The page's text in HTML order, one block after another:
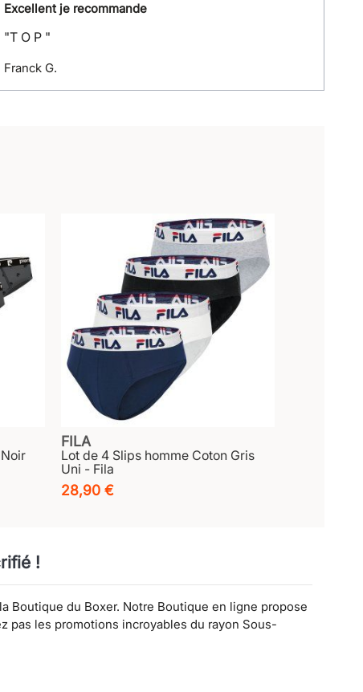
Excellent je recommande
"T O P "
Franck G.
FILA
Lot de 4 Slips homme Coton Gris
Uni - Fila
28,90 €
!
Boutique du Boxer. Notre Boutique en ligne propose
pas les promotions incroyables du rayon Sous-